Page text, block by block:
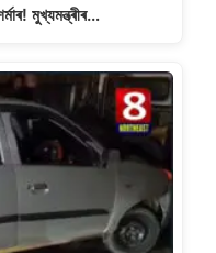
মুখ্যমন্ত্ৰীৰ…